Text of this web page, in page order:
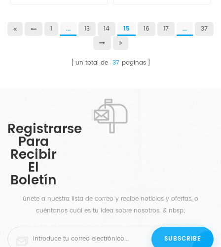
1 ... 13 14 15 16 17 ... 37
un total de 37 paginas
Registrarse
Para
Recibir
El
Boletín
únete a nuestra lista de correo y recibe noticias y ofertas, o
cuéntanos cuál es tu idea sobre nosotros. & nbsp;